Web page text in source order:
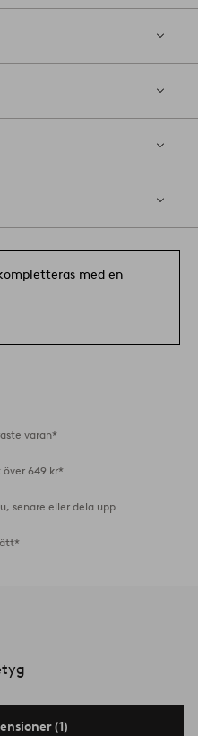
till
favoriter
med en
varan*
649 kr*
senare eller dela upp
(1)